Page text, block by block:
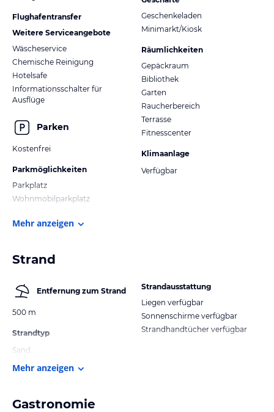
Flughafentransfer
Weitere Serviceangebote
Wäscheservice
Chemische Reinigung
Hotelsafe
Informationsschalter für
Ausflüge
Parken
Kostenfrei
Parkmöglichkeiten
Parkplatz
Wohnmobilparkplatz
Geschenkeladen
Minimarkt/Kiosk
Räumlichkeiten
Gepäckraum
Bibliothek
Garten
Raucherbereich
Terrasse
Fitnesscenter
Klimaanlage
Verfügbar
Mehr anzeigen
Strand
Entfernung zum Strand
500 m
Strandtyp
Sand
Strandausstattung
Liegen verfügbar
Sonnenschirme verfügbar
Strandhandtücher verfügbar
Mehr anzeigen
Gastronomie